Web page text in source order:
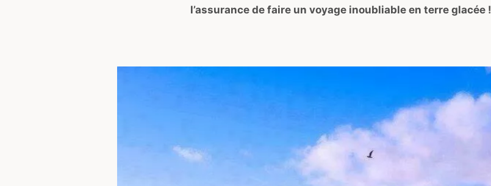
l’assurance de faire un voyage inoubliable en terre glacée !